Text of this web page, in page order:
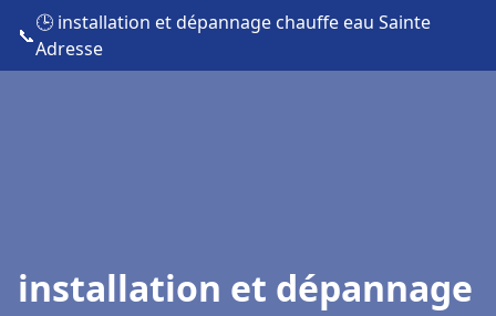
📞
🕒 installation et dépannage chauffe eau Sainte
Adresse
installation et dépannage